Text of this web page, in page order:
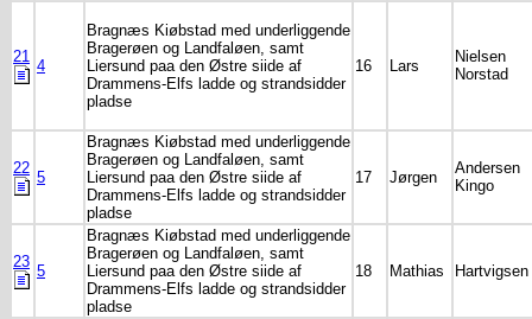
21
4
Bragnæs Kiøbstad med underliggende
Bragerøen og Landfaløen, samt
Liersund paa den Østre siide af
Drammens-Elfs ladde og strandsidder
pladse
16 Lars
Nielsen
Norstad
22
5
Bragnæs Kiøbstad med underliggende
Bragerøen og Landfaløen, samt
Liersund paa den Østre siide af
Drammens-Elfs ladde og strandsidder
pladse
17 Jørgen
Andersen
Kingo
23
5
Bragnæs Kiøbstad med underliggende
Bragerøen og Landfaløen, samt
Liersund paa den Østre siide af
Drammens-Elfs ladde og strandsidder
pladse
18 Mathias Hartvigsen